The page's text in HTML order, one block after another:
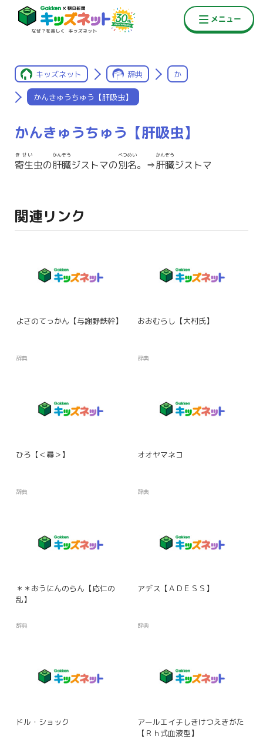
キッズネット 辞典 か
かんきゅうちゅう【肝吸虫】
かんきゅうちゅう【肝吸虫】
寄生
きせい
虫の肝臓
かんぞう
ジストマの別名
べつめい
。⇒肝臓
かんぞう
ジストマ
関連リンク
よさのてっかん【与謝野鉄幹】
辞典
おおむらし【大村氏】
辞典
ひろ【＜尋＞】
辞典
オオヤマネコ
辞典
＊＊おうにんのらん【応仁の
乱】
辞典
アデス【ＡＤＥＳＳ】
辞典
ドル・ショック
アールエイチしきけつえきがた
【Ｒｈ式血液型】